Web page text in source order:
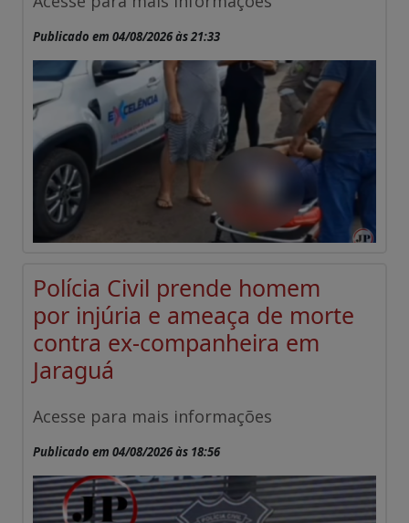
Publicado em 04/08/2026 às 21:33
Polícia Civil prende homem
por injúria e ameaça de morte
contra ex-companheira em
Jaraguá
Acesse para mais informações
Publicado em 04/08/2026 às 18:56